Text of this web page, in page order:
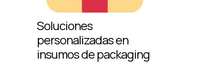
Soluciones
personalizadas en
insumos de packaging